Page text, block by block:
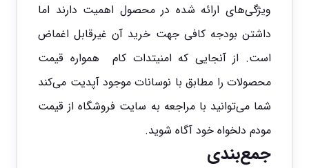
ویژگی‌های ارائه شده در محصول اهمیت دارند اما
داشتن بودجه کافی جهت خرید آن غیرقابل اغماض
است. از آنجایی که امنیتدات کام همواره قیمت
محصولات را مطابق با نوسانات موجود آپدیت می‌کند
شما می‌توانید با مراجعه به سایت فروشگاه از قیمت
مودم دلخواه خود آگاه شوید.
جمع‌بندی